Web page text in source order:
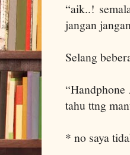
“aik..!
jangan
Selang
tahu ttng
* no saya